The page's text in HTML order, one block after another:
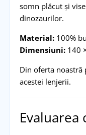
somn plăcut și
dinozaurilor.
Material:100%
Dimensiuni:140
Din oferta noastră
acestei lenjerii.